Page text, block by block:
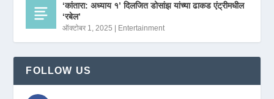
‘कांतारा: अध्याय १’ दिलजित डोसांझ यांच्या ढाकड एंट्रीमधील
‘रबेल’
ऑक्टोबर 1, 2025 Entertainment
FOLLOW US